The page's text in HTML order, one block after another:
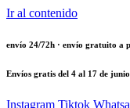
Ir al contenido
envío 24/72h · envío gratuito a
Envíos gratis del 4 al 17 de
Instagram Tiktok